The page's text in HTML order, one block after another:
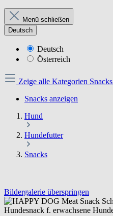
Menü schließen
Deutsch
Deutsch
Österreich
Zeige alle Kategorien Snacks
Snacks anzeigen
Hund
Hundefutter
Snacks
Bildergalerie überspringen